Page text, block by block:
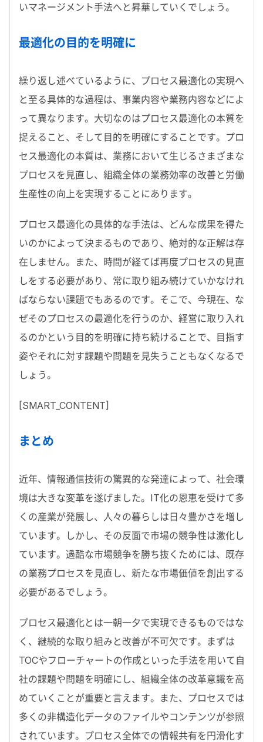
いマネージメント手法へと昇華していくでしょう。
最適化の目的を明確に
繰り返し述べているように、プロセス最適化の実現へ
と至る具体的な過程は、事業内容や業務内容などによ
って異なります。大切なのはプロセス最適化の本質を
捉えること、そして目的を明確にすることです。プロ
セス最適化の本質は、業務において生じるさまざまな
プロセスを見直し、組織全体の業務効率の改善と労働
生産性の向上を実現することにあります。
プロセス最適化の具体的な手法は、どんな成果を得た
いのかによって決まるものであり、絶対的な正解は存
在しません。また、時間が経てば再度プロセスの見直
しをする必要があり、常に取り組み続けていかなけれ
ばならない課題でもあるのです。そこで、今現在、な
ぜそのプロセスの最適化を行うのか、経営に取り入れ
るのかという目的を明確に持ち続けることで、目指す
姿やそれに対す課題や問題を見失うこともなくなるで
しょう。
[SMART_CONTENT]
まとめ
近年、情報通信技術の驚異的な発達によって、社会環
境は大きな変革を遂げました。IT化の恩恵を受けて多
くの産業が発展し、人々の暮らしは日々豊かさを増し
ています。しかし、その反面で市場の競争性は激化し
ています。過酷な市場競争を勝ち抜くためには、既存
の業務プロセスを見直し、新たな市場価値を創出する
必要があるでしょう。
プロセス最適化とは一朝一夕で実現できるものではな
く、継続的な取り組みと改善が不可欠です。まずは
TOCやフローチャートの作成といった手法を用いて自
社の課題や問題を明確にし、組織全体の改革意識を高
めていくことが重要と言えます。また、プロセスでは
多くの非構造化データのファイルやコンテンツが参照
されています。プロセス全体での情報共有を円滑化す